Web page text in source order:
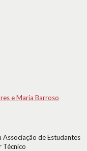
e Maria Barroso
Associação de Estudantes
Técnico